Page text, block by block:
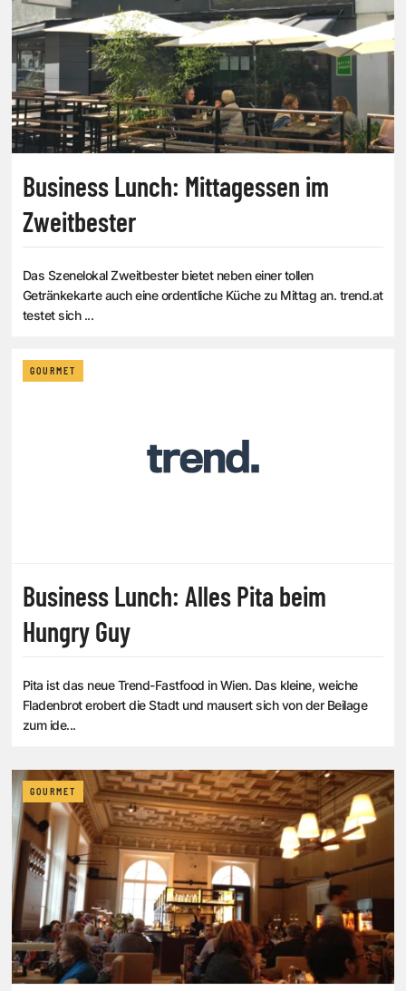
Business Lunch: Mittagessen im
Zweitbester
Das Szenelokal Zweitbester bietet neben einer tollen
Getränkekarte auch eine ordentliche Küche zu Mittag an. trend.at
testet sich ...
GOURMET
Business Lunch: Alles Pita beim
Hungry Guy
Pita ist das neue Trend-Fastfood in Wien. Das kleine, weiche
Fladenbrot erobert die Stadt und mausert sich von der Beilage
zum ide...
GOURMET